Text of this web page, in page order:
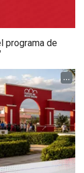
programa de
...